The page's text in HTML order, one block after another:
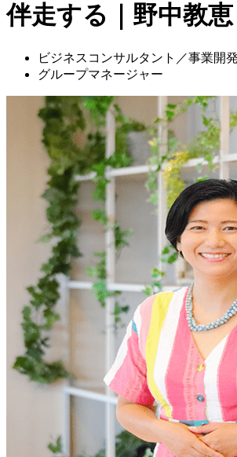
伴走する｜野中教恵
ビジネスコンサルタント／事業開
グループマネージャー